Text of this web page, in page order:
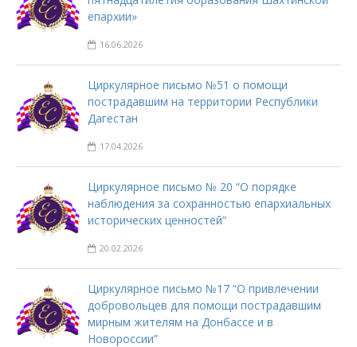
епархии»
16.06.2026
Циркулярное письмо №51 о помощи
пострадавшим на территории Республики
Дагестан
17.04.2026
Циркулярное письмо № 20 “О порядке
наблюдения за сохранностью епархиальных
исторических ценностей”
20.02.2026
Циркулярное письмо №17 “О привлечении
добровольцев для помощи пострадавшим
мирным жителям на Донбассе и в
Новороссии”